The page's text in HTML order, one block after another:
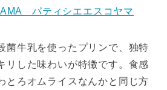
パティシエエスコヤマ
菌牛乳を使ったプリンで、独特
リした味わいが特徴です。食感
とろオムライスなんかと同じ方